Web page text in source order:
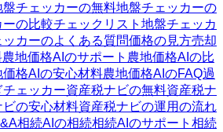
盤チェッカーの無料地盤チェッカーの
の比較チェックリスト 地盤チェッカ
カーのよくある質問価格の見方売却
農地価格AIのサポート 農地価格AIの比
価格AIの安心材料農地価格AIのFAQ過
ェッカー資産税ナビの無料資産税ナ
ビの安心材料資産税ナビの運用の流れ
相続AIの相続相続AIのサポート 相続